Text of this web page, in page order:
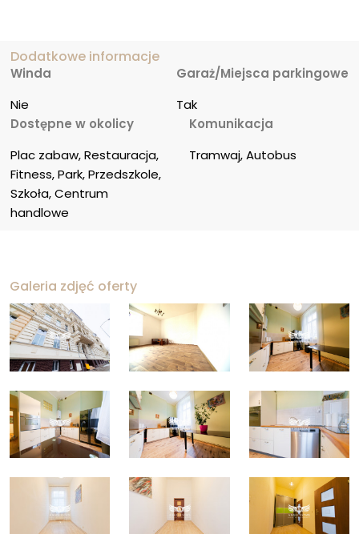
Dodatkowe informacje
Winda
Nie
Garaż/Miejsca parkingowe
Tak
Dostępne w okolicy
Plac zabaw, Restauracja,
Fitness, Park, Przedszkole,
Szkoła, Centrum
handlowe
Komunikacja
Tramwaj, Autobus
Galeria zdjęć oferty